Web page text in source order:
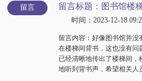
留言 留言标题：图书馆楼
时间：2023-12-18
留言内容：好像图书馆并
在楼梯间背书，这也没有问
已经清晰地传出了楼梯间
地听到背书声，希望相关人